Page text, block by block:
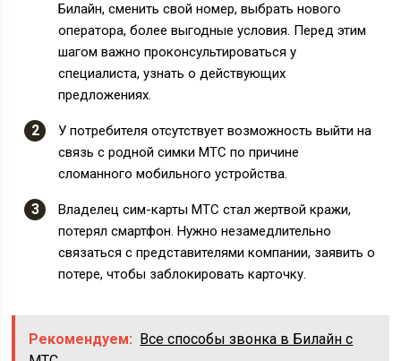
Билайн, сменить свой номер, выбрать нового
оператора, более выгодные условия. Перед этим
шагом важно проконсультироваться у
специалиста, узнать о действующих
предложениях.
У потребителя отсутствует возможность выйти на
связь с родной симки МТС по причине
сломанного мобильного устройства.
Владелец сим-карты МТС стал жертвой кражи,
потерял смартфон. Нужно незамедлительно
связаться с представителями компании, заявить о
потере, чтобы заблокировать карточку.
Рекомендуем: Все способы звонка в Билайн с